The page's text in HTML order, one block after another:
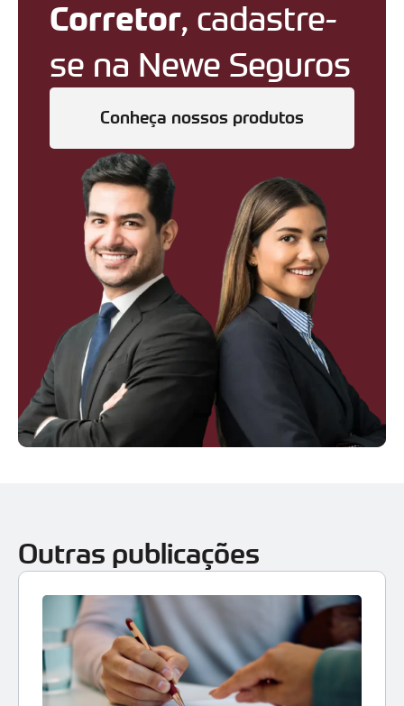
Corretor, cadastre-
se na Newe Seguros
Conheça nossos produtos
Outras publicações